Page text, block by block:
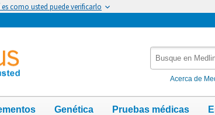
es como usted puede verificarlo
MedlinePlus
Acerca de
Genética Pruebas médicas